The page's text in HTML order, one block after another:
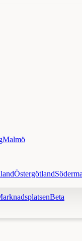
Malmö
Östergötland
Beta